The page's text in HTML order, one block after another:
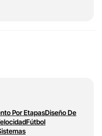
Por EtapasDiseño De
Fútbol